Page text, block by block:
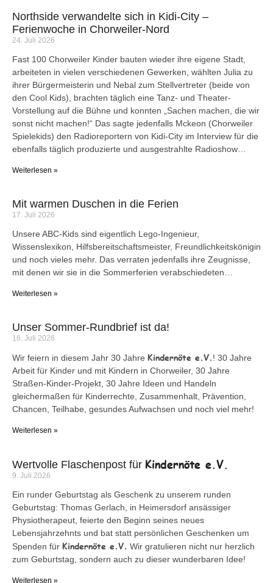
Northside verwandelte sich in Kidi-City –
Ferienwoche in Chorweiler-Nord
24. Juli 2026
Fast 100 Chorweiler Kinder bauten wieder ihre eigene Stadt,
arbeiteten in vielen verschiedenen Gewerken, wählten Julia zu
ihrer Bürgermeisterin und Nebal zum Stellvertreter (beide von
den Cool Kids), brachten täglich eine Tanz- und Theater-
Vorstellung auf die Bühne und konnten „Sachen machen, die wir
sonst nicht machen!“ Das sagte jedenfalls Mckeon (Chorweiler
Spielekids) den Radioreportern von Kidi-City im Interview für die
ebenfalls täglich produzierte und ausgestrahlte Radioshow…
Weiterlesen »
Mit warmen Duschen in die Ferien
17. Juli 2026
Unsere ABC-Kids sind eigentlich Lego-Ingenieur,
Wissenslexikon, Hilfsbereitschaftsmeister, Freundlichkeitskönigin
und noch vieles mehr. Das verraten jedenfalls ihre Zeugnisse,
mit denen wir sie in die Sommerferien verabschiedeten…
Weiterlesen »
Unser Sommer-Rundbrief ist da!
16. Juli 2026
Wir feiern in diesem Jahr 30 Jahre Kindernöte e.V.! 30 Jahre
Arbeit für Kinder und mit Kindern in Chorweiler, 30 Jahre
Straßen-Kinder-Projekt, 30 Jahre Ideen und Handeln
gleichermaßen für Kinderrechte, Zusammenhalt, Prävention,
Chancen, Teilhabe, gesundes Aufwachsen und noch viel mehr!
Weiterlesen »
Wertvolle Flaschenpost für Kindernöte e.V.
9. Juli 2026
Ein runder Geburtstag als Geschenk zu unserem runden
Geburtstag: Thomas Gerlach, in Heimersdorf ansässiger
Physiotherapeut, feierte den Beginn seines neues
Lebensjahrzehnts und bat statt persönlichen Geschenken um
Spenden für Kindernöte e.V. Wir gratulieren nicht nur herzlich
zum Geburtstag, sondern auch zu dieser wunderbaren Idee!
Weiterlesen »